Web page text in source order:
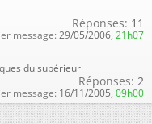
Réponses: 11
message: 29/05/2006, 21h07
du supérieur
Réponses: 2
message: 16/11/2005, 09h00